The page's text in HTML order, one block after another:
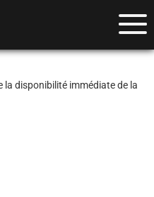
la disponibilité immédiate de la